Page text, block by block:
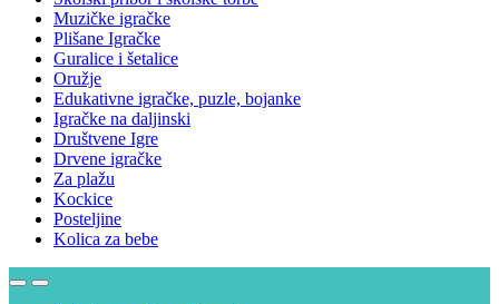
Muzičke igračke
Plišane Igračke
Guralice i šetalice
Oružje
Edukativne igračke, puzle, bojanke
Igračke na daljinski
Društvene Igre
Drvene igračke
Za plažu
Kockice
Posteljine
Kolica za bebe